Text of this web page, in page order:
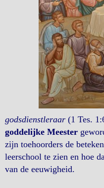
godsdienstleraar (1 Tes.
goddelijke Meester
zijn toehoorders de
leerschool te zien en hoe
van de eeuwigheid.